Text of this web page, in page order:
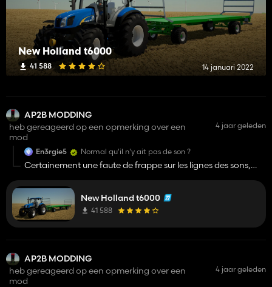
New Holland t6000
41 588 14 januari 2022
AP2B MODDING
heb gereageerd op een opmerking over een
mod
4 jaar geleden
En3rgie5 Normal qu'il n'y ait pas de son ?
Certainement une faute de frappe sur les lignes des sons,
mais une prochaine version sortira avec les corrections au
problème qui me seront remontée 😉
New Holland t6000
41 588
AP2B MODDING
heb gereageerd op een opmerking over een
mod
4 jaar geleden